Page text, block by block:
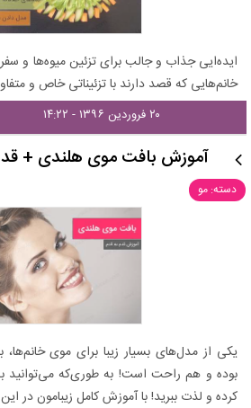
ایده‌ایی جذاب و جالب برای تزئین میوه‌ها و
خانم‌هایی که قصد دارند با تزئیناتی خاص و
۲۰ فروردین ۱۳۹۶ - ۱۴:۲۲
آموزش بافت موی هلندی +
دسته: مو
یکی از مدل‌های بسیار زیبا برای موی
بوده و هم راحت است! به طوری‌که می‌توانید
کرده و لذت ببرید! با آموزش کامل زیبامون در